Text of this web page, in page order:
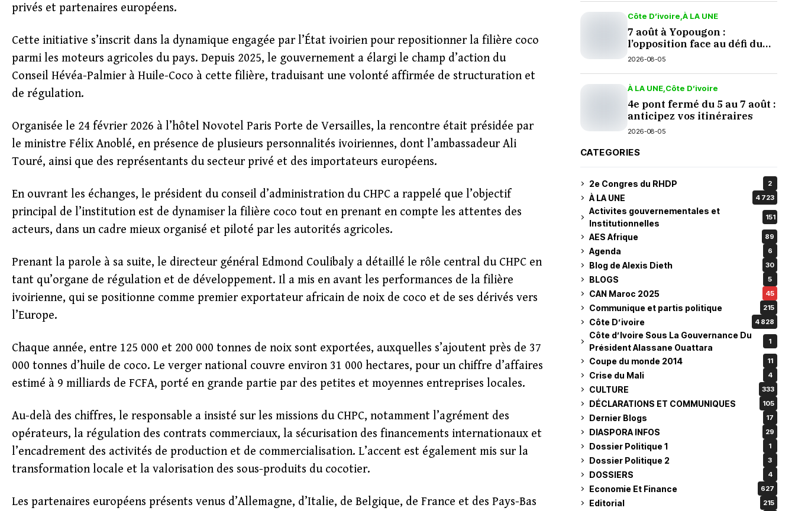
privés et partenaires européens.
Cette initiative s’inscrit dans la dynamique engagée par l’État ivoirien pour repositionner la filière coco
parmi les moteurs agricoles du pays. Depuis 2025, le gouvernement a élargi le champ d’action du
Conseil Hévéa-Palmier à Huile-Coco à cette filière, traduisant une volonté affirmée de structuration et
de régulation.
Organisée le 24 février 2026 à l’hôtel Novotel Paris Porte de Versailles, la rencontre était présidée par
le ministre Félix Anoblé, en présence de plusieurs personnalités ivoiriennes, dont l’ambassadeur Ali
Touré, ainsi que des représentants du secteur privé et des importateurs européens.
En ouvrant les échanges, le président du conseil d’administration du CHPC a rappelé que l’objectif
principal de l’institution est de dynamiser la filière coco tout en prenant en compte les attentes des
acteurs, dans un cadre mieux organisé et piloté par les autorités agricoles.
Prenant la parole à sa suite, le directeur général Edmond Coulibaly a détaillé le rôle central du CHPC en
tant qu’organe de régulation et de développement. Il a mis en avant les performances de la filière
ivoirienne, qui se positionne comme premier exportateur africain de noix de coco et de ses dérivés vers
l’Europe.
Chaque année, entre 125 000 et 200 000 tonnes de noix sont exportées, auxquelles s’ajoutent près de 37
000 tonnes d’huile de coco. Le verger national couvre environ 31 000 hectares, pour un chiffre d’affaires
estimé à 9 milliards de FCFA, porté en grande partie par des petites et moyennes entreprises locales.
Au-delà des chiffres, le responsable a insisté sur les missions du CHPC, notamment l’agrément des
opérateurs, la régulation des contrats commerciaux, la sécurisation des financements internationaux et
l’encadrement des activités de production et de commercialisation. L’accent est également mis sur la
transformation locale et la valorisation des sous-produits du cocotier.
Les partenaires européens présents venus d’Allemagne, d’Italie, de Belgique, de France et des Pays-Bas
Côte D’ivoire À LA UNE
7 août à Yopougon :
l’opposition face au défi du
dialogue
2026-08-05
À LA UNE Côte D’ivoire
4e pont fermé du 5 au 7 août :
anticipez vos itinéraires
2026-08-05
CATEGORIES
2e Congres du RHDP 2
À LA UNE 4 723
Activites gouvernementales et
Institutionnelles
151
AES Afrique 89
Agenda 6
Blog de Alexis Dieth 30
BLOGS 5
CAN Maroc 2025 45
Communique et partis politique 215
Côte D’ivoire 4 828
Côte d’Ivoire Sous La Gouvernance Du
Président Alassane Ouattara
1
Coupe du monde 2014 11
Crise du Mali 4
CULTURE 333
DÉCLARATIONS ET COMMUNIQUES 105
Dernier Blogs 17
DIASPORA INFOS 29
Dossier Politique 1 1
Dossier Politique 2 3
DOSSIERS 4
Economie Et Finance 627
Editorial 215